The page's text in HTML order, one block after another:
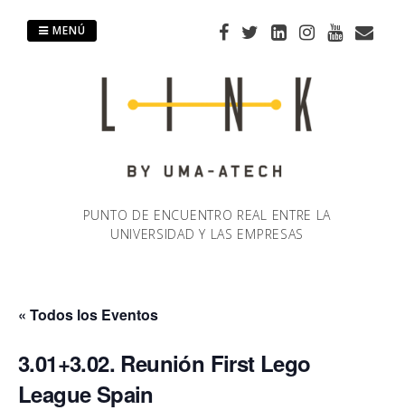
PUNTO DE ENCUENTRO REAL ENTRE LA
UNIVERSIDAD Y LAS EMPRESAS
MENÚ
« Todos los Eventos
3.01+3.02. Reunión First Lego
League Spain